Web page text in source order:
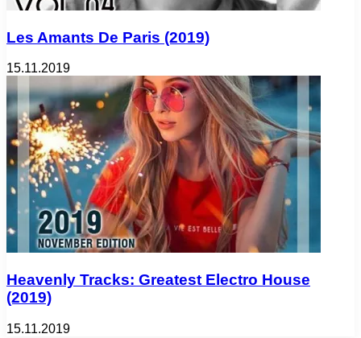
Les Amants De Paris (2019)
15.11.2019
Heavenly Tracks: Greatest Electro House
(2019)
15.11.2019